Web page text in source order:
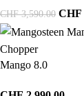
CHF3,590.00 CHF
Chopper
Mango 8.0